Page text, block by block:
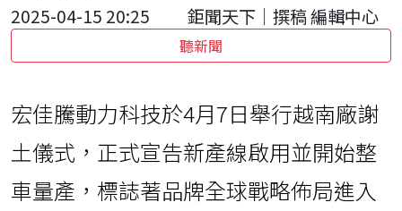
2025-04-15 20:25 鉅聞天下｜撰稿 編輯中心
聽新聞
宏佳騰動力科技於4月7日舉行越南廠謝
土儀式，正式宣告新產線啟用並開始整
車量產，標誌著品牌全球戰略佈局進入